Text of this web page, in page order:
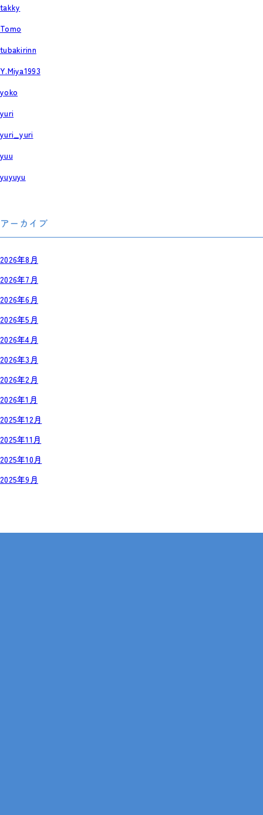
takky
Tomo
tubakirinn
Y.Miya1993
yoko
yuri
yuri_yuri
yuu
yuyuyu
アーカイブ
2026年8月
2026年7月
2026年6月
2026年5月
2026年4月
2026年3月
2026年2月
2026年1月
2025年12月
2025年11月
2025年10月
2025年9月